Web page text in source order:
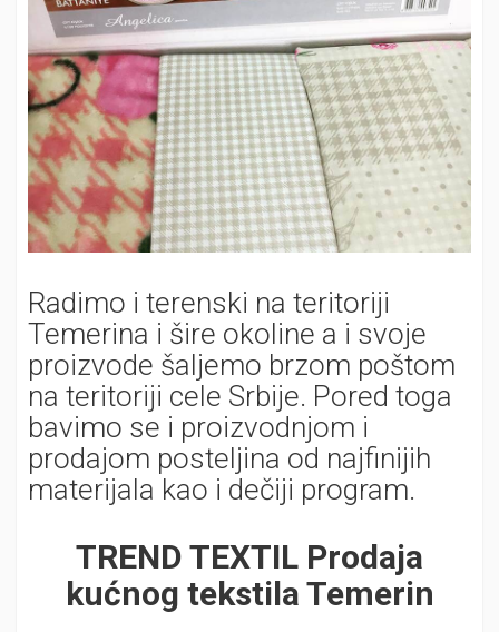
Radimo i terenski na teritoriji
Temerina i šire okoline a i svoje
proizvode šaljemo brzom poštom
na teritoriji cele Srbije. Pored toga
bavimo se i proizvodnjom i
prodajom posteljina od najfinijih
materijala kao i dečiji program.
TREND TEXTIL Prodaja
kućnog tekstila Temerin